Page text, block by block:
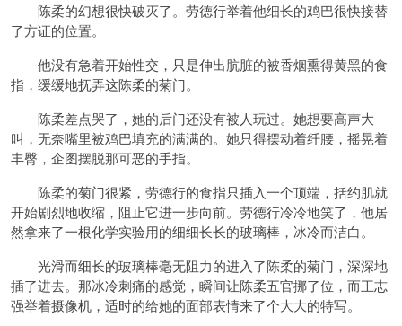
陈柔的幻想很快破灭了。劳德行举着他细长的鸡巴很快接替
了方证的位置。
他没有急着开始性交，只是伸出肮脏的被香烟熏得黄黑的食
指，缓缓地抚弄这陈柔的菊门。
陈柔差点哭了，她的后门还没有被人玩过。她想要高声大
叫，无奈嘴里被鸡巴填充的满满的。她只得摆动着纤腰，摇晃着
丰臀，企图摆脱那可恶的手指。
陈柔的菊门很紧，劳德行的食指只插入一个顶端，括约肌就
开始剧烈地收缩，阻止它进一步向前。劳德行冷冷地笑了，他居
然拿来了一根化学实验用的细细长长的玻璃棒，冰冷而洁白。
光滑而细长的玻璃棒毫无阻力的进入了陈柔的菊门，深深地
插了进去。那冰冷刺痛的感觉，瞬间让陈柔五官挪了位，而王志
强举着摄像机，适时的给她的面部表情来了个大大的特写。